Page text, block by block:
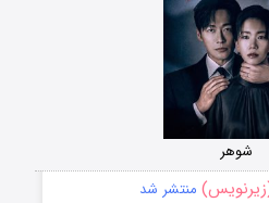
شوهر
منتشر شد